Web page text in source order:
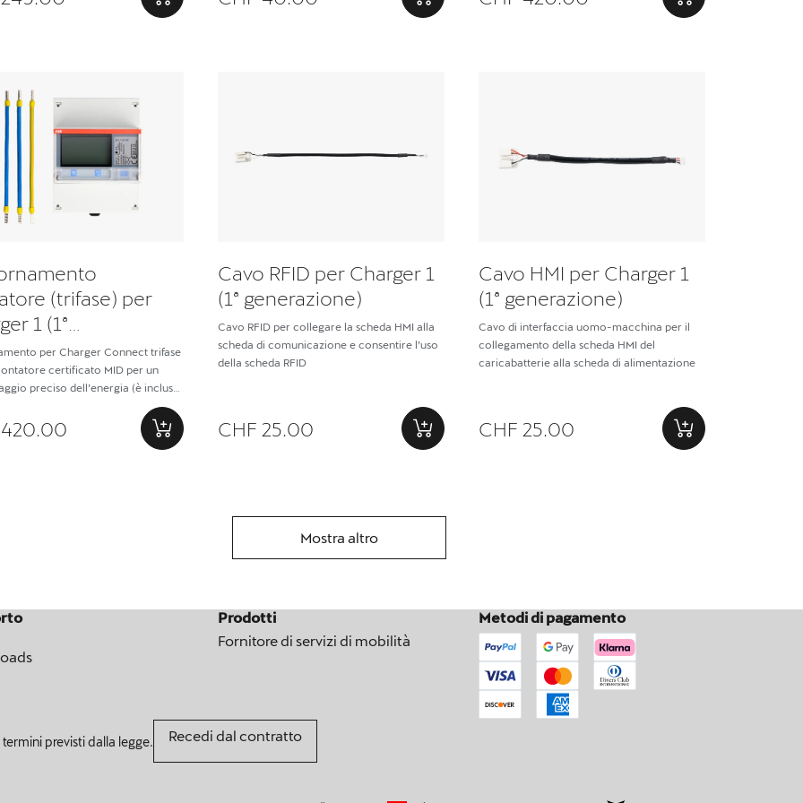
(trifase) per
1 (1ª
Connect trifase
certificato MID per un
preciso dell’energia (è incluso
Cavo RFID per Charger 1
(1ª generazione)
Cavo RFID per collegare la scheda HMI alla
scheda di comunicazione e consentire l’uso
della scheda RFID
CHF 25.00
Cavo HMI per Charger 1
(1ª generazione)
Cavo di interfaccia uomo-macchina per il
collegamento della scheda HMI del
caricabatterie alla scheda di alimentazione
CHF 25.00
Mostra altro
Prodotti
Fornitore di servizi di mobilità
Metodi di pagamento
previsti dalla legge. Recedi dal contratto